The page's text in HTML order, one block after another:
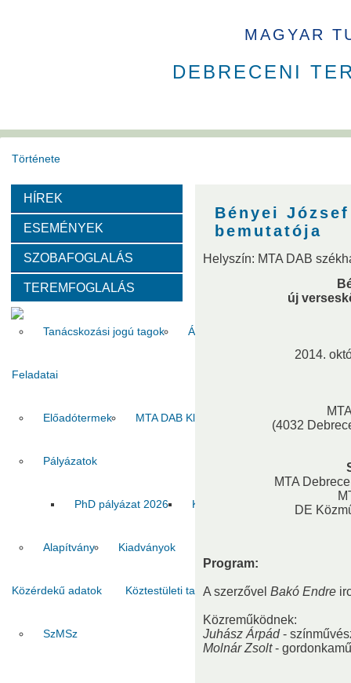
MAGYAR
DEBRECENI
Története
Székház
Szervezeti felépítése
Választott vezetők Nem akadémikus
Tanácskozási jogú tagok Állandó meghívottak
Feladatai
Előadótermek MTA DAB Klub Vendégszobák
Pályázatok
PhD pályázat 2026 Kiadvány pályázat 2026
Alapítvány Kiadványok
Közérdekű adatok
SzMSz
Köztestületi tagok Kapcsolat
Titkárság
HÍREK
ESEMÉNYEK
SZOBAFOGLALÁS
TEREMFOGLALÁS
Bényei
bemutatója
Helyszín: MTA DAB
új
2014.
(4032
MTA
DE
Program:
A szerzővel Bakó Endre
Közreműködnek:
Juhász Árpád-
Molnár Zsolt-